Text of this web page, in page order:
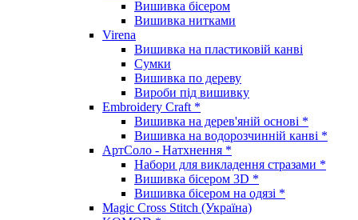
Вишивка бісером
Вишивка нитками
Virena
Вишивка на пластиковій канві
Сумки
Вишивка по дереву
Вироби під вишивку
Embroidery Craft *
Вишивка на дерев'яній основі *
Вишивка на водорозчинній канві *
АртСоло - Натхнення *
Набори для викладення стразами *
Вишивка бісером 3D *
Вишивка бісером на одязі *
Magic Cross Stitch (Україна)